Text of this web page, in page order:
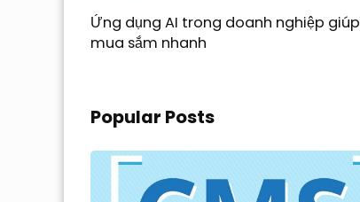
Ứng dụng AI trong doanh nghiệp giúp
mua sắm nhanh
Popular Posts